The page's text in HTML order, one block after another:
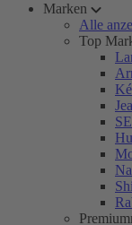
Marken
Alle
Top